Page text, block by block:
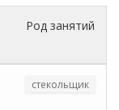
Род занятий
стекольщик